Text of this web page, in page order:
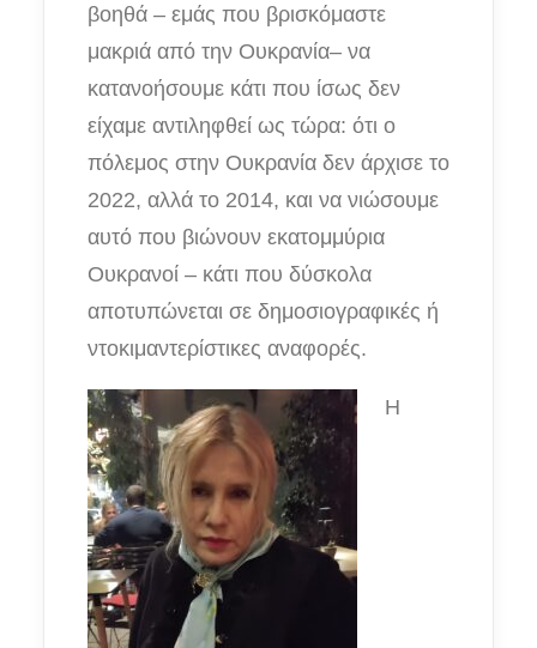
βοηθά – εμάς που βρισκόμαστε
μακριά από την Ουκρανία– να
κατανοήσουμε κάτι που ίσως δεν
είχαμε αντιληφθεί ως τώρα: ότι ο
πόλεμος στην Ουκρανία δεν άρχισε το
2022, αλλά το 2014, και να νιώσουμε
αυτό που βιώνουν εκατομμύρια
Ουκρανοί – κάτι που δύσκολα
αποτυπώνεται σε δημοσιογραφικές ή
ντοκιμαντερίστικες αναφορές.
Η